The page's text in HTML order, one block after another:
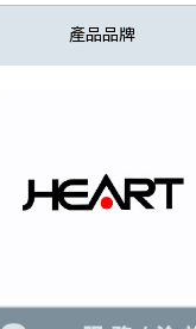
產品品牌